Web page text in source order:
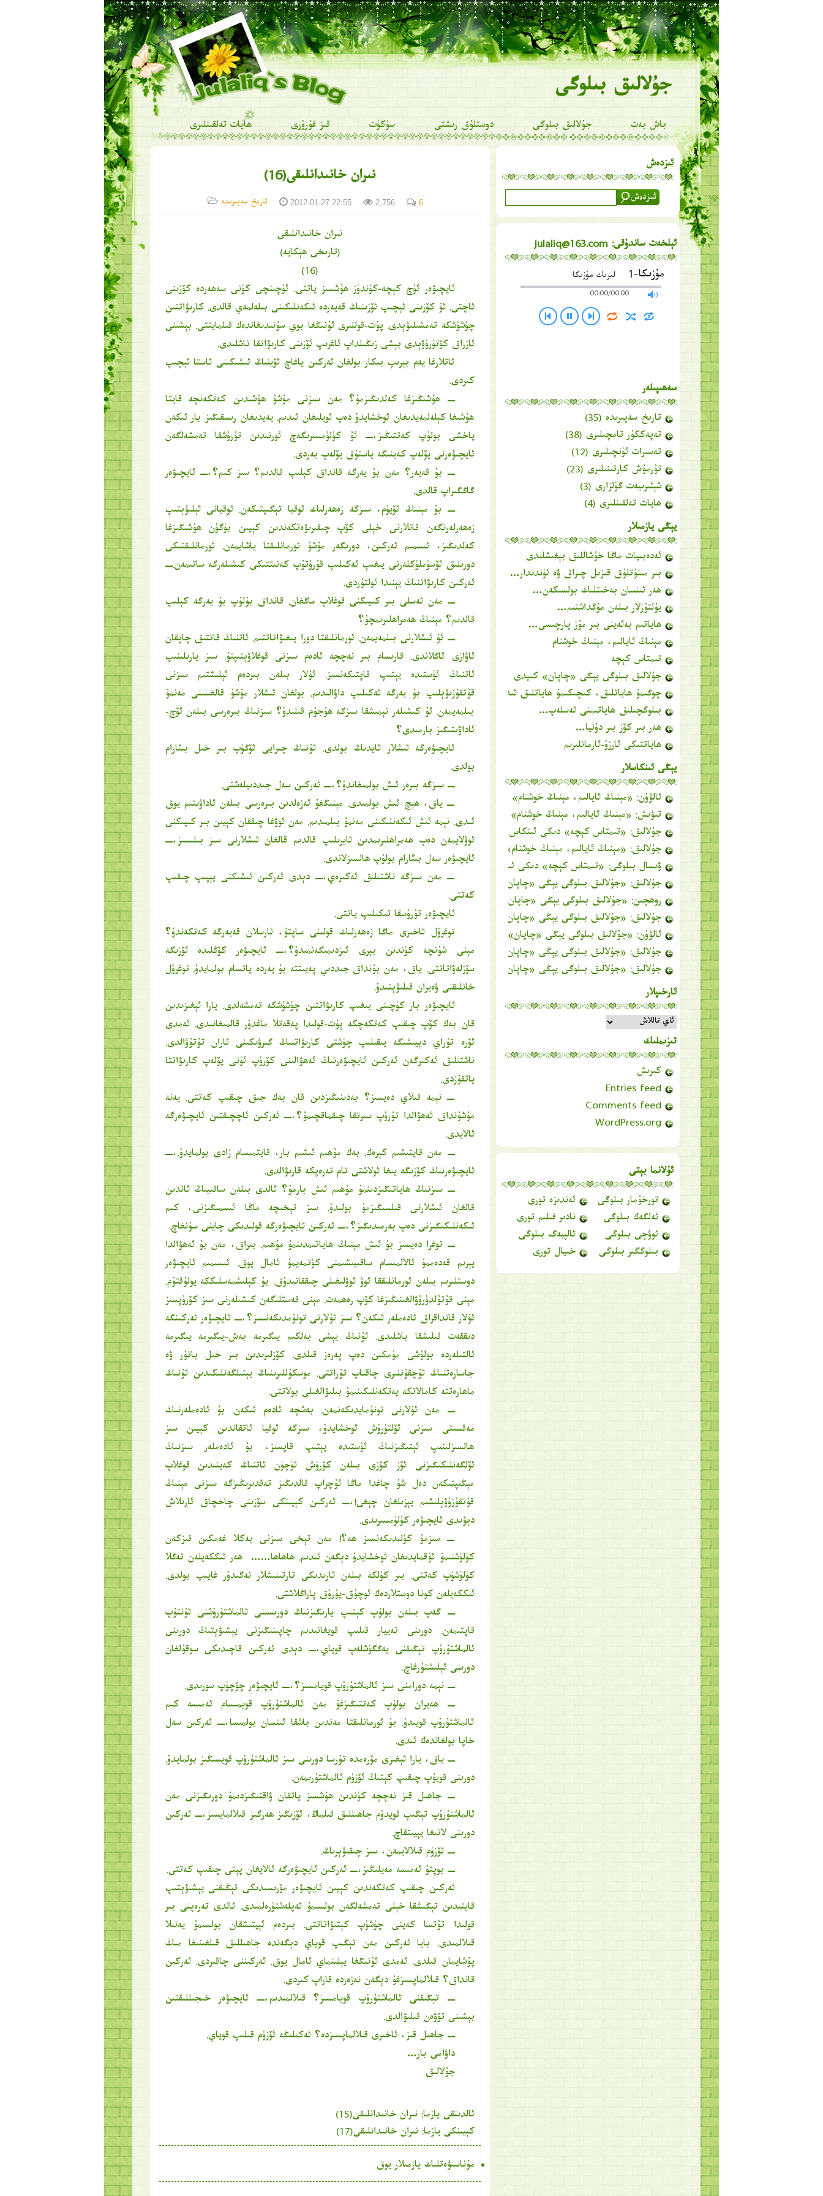
جۇلالىق بىلوگى
باش بەت جۇلالىق بىلوگى دوستلۇق رىشتى سۈكۈت قىز غۇرۇرى ھايات تەلقىنلىرى
نىران خانىدانلىقى(16)
تارىخ سەپىرىدە 2012-01-27 22:55 2,756 6
نىران خانىدانلىقى
(تارىخى ھېكايە)
(16)
ئايچىۋەر ئۈچ كېچە-كۈندۈز ھۇشسىز ياتتى. ئۈچىنچى كۈنى سەھەردە كۆزىنى
ئاچتى. ئۇ كۆزىنى ئېچىپ ئۆزىنىڭ قەيەردە ئىكەنلىكىنى بىلەلمەي قالدى. كارىۋاتتىن
چۈشۈشكە تەمشىلىۋېدى. پۇت-قوللىرى ئۇنىڭغا بوي سۇنىدىغاندەك قىلمايتتى. بېشىنى
ئازراق كۆتۈرۈۋېدى بېشى زىڭىلداپ ئاغرىپ ئۆزىنى كارىۋاتقا تاشلىدى.
ئاتلارغا يەم بېرىپ بىكار بولغان ئەركىن ياغاچ ئۆينىڭ ئىشىكىنى ئاستا ئېچىپ
كىردى.
ــ ھۇشىڭىزغا كەلدىڭىزمۇ؟ مەن سىزنى مۇشۇ ھۇشىدىن كەتكەنچە قايتا
ھۇشىغا كېلەلمەيدىغان ئوخشايدۇ دەپ ئويلىغان ئىدىم. يەيدىغان رىسقىڭىز بار ئىكەن
ياخشى بولۇپ كەتتىڭىز،ــ ئۇ كۈلۈمسىرىگەچ ئورنىدىن تۇرۇشقا تەمشەلگەن
ئايچىۋەرنى يۆلەپ كەينىگە ياستۇق يۆلەپ بەردى.
ــ بۇ قەيەر؟ مەن بۇ يەرگە قانداق كېلىپ قالدىم؟ سىز كىم؟،ــ ئايچىۋەر
گاڭگىراپ قالدى.
ــ بۇ مېنىڭ ئۆيۈم، سىزگە زەھەرلىك ئوقيا تېگىپتىكەن. ئوقيانى ئېلىۋېتىپ
زەھەرلەرنگەن قانلارنى خېلى كۆپ چىقىرىۋەتكەندىن كېيىن بۈگۈن ھۇشىڭىزغا
كەلدىڭىز، ئىسمىم ئەركىن، دورىگەر مۇشۇ ئورمانلىقتا ياشايمەن. ئورمانلىقتىكى
دورىلىق ئۆسۈملۈكلەرنى يىغىپ ئەكىلىپ قۇرۇتۇپ كەنىتتىكى كىشىلەرگە ساتىمەن.ــ
ئەركىن كارىۋاتنىڭ يېنىدا ئولتۇردى.
ــ مەن ئەسلى بىر كىيىكنى قوغلاپ ماڭغان. قانداق بۇلۇپ بۇ يەرگە كېلىپ
قالدىم؟ مېنىڭ ھەمراھلىرىمچۇ؟
ــ ئۇ ئىشلارنى بىلمەيمەن. ئورمانلىقتا دورا يىغىۋاتاتتىم. ئاتنىڭ قاتتىق چاپقان
ئاۋازى ئاڭلاندى. قارىسام بىر نەچچە ئادەم سىزنى قوغلاۋېتىپتۇ. سىز يارىلىنىپ
ئاتنىڭ ئۈستىدە يېتىپ قاپتىكەنسىز. ئۇلار بىلەن بىردەم ئېلىشتىم سىزنى
قۇتقۇزىۋېلىپ بۇ يەرگە ئەكىلىپ داۋالىدىم. بولغان ئىشلار مۇشۇ قالغىنىنى مەنمۇ
بىلمەيمەن. ئۇ كىشىلەر نېمىشقا سىزگە ھۇجۇم قىلىدۇ؟ سىزنىڭ بىرەرسى بىلەن ئۆچ-
ئاداۋىتىڭىز بارمىدى؟
ئايچىۋەرگە ئىشلار ئايدىڭ بولدى. ئۇنىڭ چىرايى ئۆڭۈپ بىر خىل بىئارام
بولدى.
ــ سىزگە بىرەر ئىش بولمىغاندۇ؟،ــ ئەركىن سەل جىددىيلەشتى.
ــ ياق، ھېچ ئىش بولمىدى. مېنىڭغۇ ئەزەلدىن بىرەرسى بىلەن ئاداۋىتىم يوق
ئىدى. نېمە ئىش ئىكەنلىكىنى مەنمۇ بىلمىدىم. مەن ئوۋغا چىققان كېيىن بىر كىيىكنى
ئوۋلايمەن دەپ ھەمراھلىرىمدىن ئايرىلىپ قالدىم قالغان ئىشلارنى سىز بىلىسىز،ــ
ئايچىۋەر سەل بىئارام بولۇپ ھالسىزلاندى.
ــ مەن سىزگە ناشتىلىق ئەكىرەي،ــ دېدى ئەركىن ئىشىكنى يېپىپ چىقىپ
كەتتى.
ئايچىۋەر تۇرۇسقا تىكىلىپ ياتتى.
توغرۇل ئاخىرى ماڭا زەھەرلىك قولىنى ساپتۇ، ئارسلان قەيەرگە كەتكەندۇ؟
مېنى شۇنچە كۈندىن بېرى ئىزدىمىگەنمىدۇ؟،ــ ئايچىۋەر كۆڭلىدە ئۆزىگە
سۆزلەۋاتاتتى. ياق، مەن بۇنداق جىددىي پەيىتتە بۇ يەردە ياتسام بولمايدۇ. توغرۇل
خانلىقنى ۋەيران قىلىۋېتىدۇ.
ئايچىۋەر بار كۈچىنى يىغىپ كارىۋاتتىن چۈشۈشكە تەمشەلدى. يارا ئېغىزىدىن
قان بەك كۆپ چىقىپ كەتكەچكە پۇت-قولىدا پەقەتلا ماغدۇر قالمىغانىدى. ئەمدى
ئۆرە تۇراي دېيىشىگە يىقىلىپ چۈشتى كارىۋاتنىڭ گىرۋىكىنى ئاران تۇتۇۋالدى.
ناشتىلىق ئەكىرگەن ئەركىن ئايچىۋەرنىڭ ئەھۋالىنى كۆرۈپ ئۈنى يۆلەپ كارىۋاتتا
ياتقۇزدى.
ــ نېمە قىلاي دەيسىز؟ بەدىنىڭىزدىن قان بەك جىق چىقىپ كەتتى. يەنە
مۇشۇنداق ئەھۋالدا تۇرۇپ سىرتقا چىقماقچىمۇ؟،ــ ئەركىن ئاچچىقتىن ئايچىۋەرگە
ئالايدى.
ــ مەن قايتىشىم كېرەك. بەك مۇھىم ئىشىم بار، قايتمىسام زادى بولمايدۇ.،ــ
ئايچىۋەرنىڭ كۆزىگە يىغا ئولاشتى تام تەرەپكە قارىۋالدى.
ــ سىزنىڭ ھاياتىڭىزدىنمۇ مۇھىم ئىش بارمۇ؟ ئالدى بىلەن ساقىيىڭ ئاندىن
قالغان ئىشلارنى قىلسىڭىزمۇ بولىدۇ. سىز تېخىچە ماڭا ئىسمىڭىزنى، كىم
ئىكەنلىكىڭىزنى دەپ بەرمىدىڭىز؟،ــ ئەركىن ئايچىۋەرگە قولىدىكى چاينى سۇنغاچ.
ــ توغرا دەيسىز بۇ ئىش مېنىڭ ھاياتىمدىنمۇ مۇھىم. بىراق، مەن بۇ ئەھۋالدا
يېرىم قەدەممۇ ئالالمىسام ساقىيىشىمنى كۈتمەيمۇ ئامال يوق. ئىسىمىم ئايچىۋەر
دوستلىرىم بىلەن ئورمانلىققا ئوۋ ئوۋلىغىلى چىققانىدۇق. بۇ كېلىشمەسلىككە يولۇقتۇم.
مېنى قۇتۇلدۇرۇۋالغىنىڭىزغا كۆپ رەھمەت. مېنى قەستلىگەن كىشىلەرنى سىز كۆرۈپسىز
ئۇلار قانداقراق ئادەملەر ئىكەن؟ سىز ئۇلارنى تونۇمدىكەنسىز؟،ــ ئايچىۋەر ئەركىنگە
دىققەت قىلىشقا باشلىدى. ئۇنىڭ يېشى بەلكىم يىگىرمە بەش-يىگىرمە يىگىرمە
ئالتىلەردە بولۇشى مۇمكىن دەپ پەرەز قىلدى. كۆزلىرىدىن بىر خىل باتۇر ۋە
جاسارەتنىڭ ئۇچقۇنلىرى چاقناپ تۇراتتى. موسكۇللىرىنىڭ يېتىلگەنلىكىدىن ئۇنىڭ
ماھارەتتە كامالاتكە يەتكەنلىكىنىمۇ بىلىۋالغىلى بولاتتى.
ــ مەن ئۇلارنى تونۇمايدىكەنمەن. بەشچە ئادەم ئىكەن. بۇ ئادەملەرنىڭ
مەقسىتى سىزنى ئۆلتۈرۈش ئوخشايدۇ، سىزگە ئوقيا ئاتقاندىن كېيىن سىز
ھالسىزلىنىپ ئېتىڭىزنىڭ ئۈستىدە يېتىپ قاپسىز، بۇ ئادەملەر سىزنىڭ
ئۆلگەنلىكىڭىزنى ئۆز كۆزى بىلەن كۆرۈش ئۈچۈن ئاتنىڭ كەينىدىن قوغلاپ
مېڭىپتىكەن دەل شۇ چاغدا ماڭا ئۇچراپ قالدىڭىز تەقدىرىڭىزگە سىزنى مېنىڭ
قۇتقۇزۇۋېلىشىم يېزىلغان چېغى!،ــ ئەركىن كېيىنكى سۆزىنى چاخچاق ئارىلاش
دېۋىدى ئايچىۋەر كۈلۈمسىرىدى.
ــ سىزمۇ كۈلىدىكەنسىز ھە؟! مەن تېخى سىزنى بەكلا غەمكىن قىزكەن
كۈلۈشنىمۇ ئۇقمايدىغان ئوخشايدۇ دېگەن ئىدىم. ھاھاھا…… ھەر ئىككەيلەن تەڭلا
كۈلۈشۈپ كەتتى. بىر كۈلكە بىلەن ئارىدىكى تارتىنىشلار نەگىدۇر غايىپ بولدى.
ئىككەيلەن كونا دوستلاردەك ئوچۇق-يۇرۇق پاراڭلاشتى.
ــ گەپ بىلەن بولۇپ كېتىپ يارىڭىزنىڭ دورىسىنى ئالماشتۇرۇشنى ئۇنتۇپ
قاپتىمەن. دورىنى تەييار قىلىپ قويغانىدىم چاپىنىڭىزنى يېشىۋېتىڭ دورىنى
ئالماشتۇرۇپ تېڭىقنى يەڭگۈشلەپ قوياي،ــ دېدى ئەركىن قاچىدىكى سوقۇلغان
دورىنى ئېلىشتۇرغاچ.
ــ نېمە دورامنى سىز ئالماشتۇرۇپ قويامسىز؟،ــ ئايچىۋەر چۆچۈپ سورىدى.
ــ ھەيران بولۇپ كەتتىڭىزغۇ مەن ئالماشتۇرۇپ قويمىسام ئەمىسە كىم
ئالماشتۇرۇپ قويىدۇ. بۇ ئورمانلىقتا مەندىن باشقا ئىنسان بولمىسا،ــ ئەركىن سەل
خاپا بولغاندەك ئىدى.
ــ ياق، يارا ئېغىزى مۆرەمدە تۇرسا دورىنى سىز ئالماشتۇرۇپ قويسىڭىز بولمايدۇ.
دورىنى قويۇپ چىقىپ كېتىڭ ئۆزۈم ئالماشتۇرىمەن.
ــ جاھىل قىز نەچچە كۈندىن ھۇشسىز ياتقان ۋاقتىڭىزدىمۇ دورىڭىزنى مەن
ئالماشتۇرۇپ تېڭىپ قويدۇم جاھىللىق قىلماڭ، ئۆزىڭىز ھەرگىز قىلالمايسىز،ــ ئەركىن
دورىنى لاتىغا يېيىتقاچ.
ــ ئۆزۈم قىلالايمەن، سىز چىقىۋېرىڭ.
ــ بوپتۇ ئەمىسە مەيلىڭىز،ــ ئەركىن ئايچىۋەرگە ئالايغان پېتى چىقىپ كەتتى.
ئەركىن چىقىپ كەتكەندىن كېيىن ئايچىۋەر مۆرىسىدىكى تېڭىقنى يېشىۋېتىپ
قايتىدىن تېڭىشقا خېلى تەمشەلگەن بولسىمۇ ئەپلەشتۈرەلمىدى. ئالدى تەرەپنى بىر
قولىدا تۇتسا كەينى چۈشۈپ كېتىۋاتاتتى. بىردەم ئېيتىشقان بولسىمۇ يەنىلا
قىلالمىدى. بايا ئەركىن مەن تېڭىپ قوياي دېگەندە جاھىللىق قىلغىنىغا مىڭ
پۇشايمان قىلدى. ئەمدى ئۇنىڭغا يېلىنماي ئامال يوق. ئەركىننى چاقىردى. ئەركىن
قانداق؟ قىلالماپسىزغۇ دېگەن نەزەردە قاراپ كىردى.
ــ تېڭىقنى ئالماشتۇرۇپ قويامسىز؟ قىلالمىدىم،ــ ئايچىۋەر خىجىللىقتىن
بېشىنى تۆۋەن قىلىۋالدى.
ــ جاھىل قىز، ئاخىرى قىلالماپسىزدە؟ ئەكىلىڭە ئۆزۈم قىلىپ قوياي.
داۋامى بار…
جۇلالىق
ئالدىنقى يازما:نىران خانىدانلىقى(15)
كېيىنكى يازما:نىران خانىدانلىقى(17)
مۇناسىۋەتلىك يازمىلار يوق
ئىزدەش
ئېلخەت ساندۇقى: julaliq@163.com
مۇزىكا-1 لىرىك مۇزىكا
00:00/00:00
سەھىپىلەر
تارىخ سەپىرىدە (35)
تەپەككۇر تامچىلىرى (38)
تەسىرات ئۈنچىلىرى (12)
تۇرمۇش كارتىنىلىرى (23)
شېئىرىيەت گۈلزارى (3)
ھايات تەلقىنلىرى (4)
يېڭى يازمىلار
ئەدەبىيات ماڭا خۇشاللىق بېغىشلىدى
بىر مىنۇتلۇق قىزىل چىراق ۋە ئۈندىدار…
ھەر ئىنسان بەخىتلىك بولسىكەن…
يۇلتۇزلار بىلەن مۇڭداشتىم…
ھاياتىم بەئەينى بىر مۇز پارچىسى…
مېنىڭ ئايالىم، مېنىڭ خوشنام
تىمتاس كېچە
جۇلالىق بىلوگى يېڭى «چاپان» كىيدى
چوڭىمۇ ھاياتلىق، كىچىكىمۇ ھاياتلىق ئىدىغۇ؟!
بىلوگچىلىق ھاياتىمنى ئەسلەپ…
ھەر بىر كۆز بىر دۇنيا…
ھاياتتىكى ئارزۇ-ئارمانلىرىم
يېڭى ئىنكاسلار
ئالۋۇن: «مېنىڭ ئايالىم، مېنىڭ خوشنام» دىكى ئىنكاس
تىۋىش: «مېنىڭ ئايالىم، مېنىڭ خوشنام» دىكى ئىنكاس
جۇلالىق: «تىمتاس كېچە» دىكى ئىنكاس
جۇلالىق: «مېنىڭ ئايالىم، مېنىڭ خوشنام» دىكى ئىنكاس
ۋىسال بىلوگى: «تىمتاس كېچە» دىكى ئىنكاس
جۇلالىق: «جۇلالىق بىلوگى يېڭى «چاپان» كىيدى
» دىكى ئىنكاس
روھچىن: «جۇلالىق بىلوگى يېڭى «چاپان» كىيدى » دىكى ئىنكاس
جۇلالىق: «جۇلالىق بىلوگى يېڭى «چاپان» كىيدى
» دىكى ئىنكاس
ئالۋۇن: «جۇلالىق بىلوگى يېڭى «چاپان» كىيدى
» دىكى ئىنكاس
جۇلالىق: «جۇلالىق بىلوگى يېڭى «چاپان» كىيدى» دىكى ئىنكاس
جۇلالىق: «جۇلالىق بىلوگى يېڭى «چاپان» كىيدى» دىكى ئىنكاس
ئارخىپلار
ئارخىپلار
تىزىملىك
كىرىش
Entries feed
Comments feed
WordPress.org
ئۇلانما بېتى
تورخۇمار بىلوگى
ئەندىزە تورى
ئەلگەك بىلوگى
نادىر فىلىم تورى
ئوۋچى بىلوگى
ئالپبەگ بىلوگى
بىلوگگىر بىلوگى
خىيال تورى